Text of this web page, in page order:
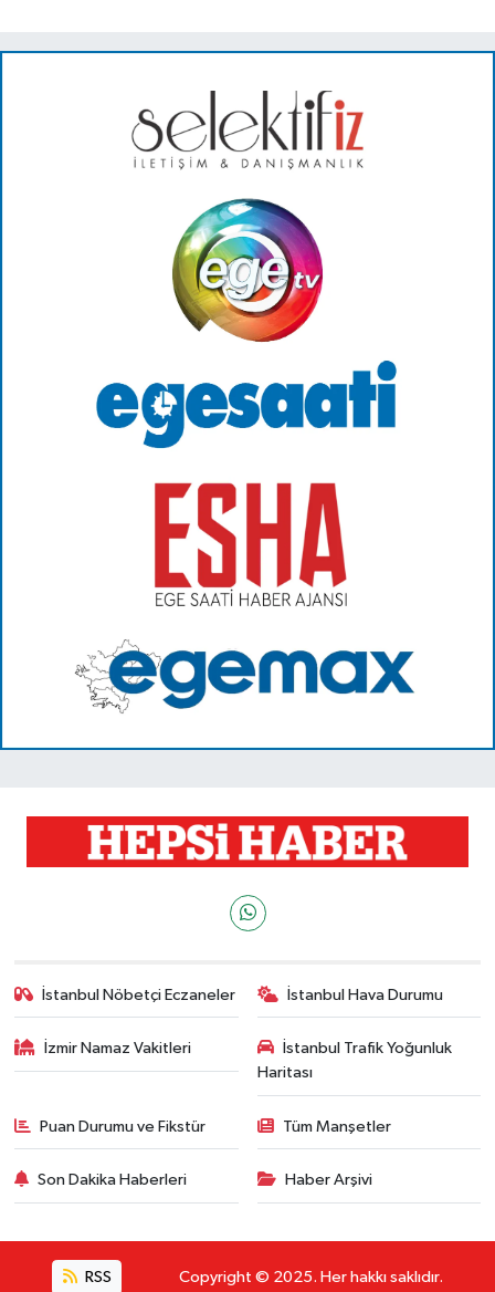
İstanbul Nöbetçi Eczaneler İstanbul Hava Durumu
İzmir Namaz Vakitleri
İstanbul Trafik Yoğunluk
Haritası
Puan Durumu ve Fikstür Tüm Manşetler
Son Dakika Haberleri Haber Arşivi
RSS Copyright © 2025. Her hakkı saklıdır.